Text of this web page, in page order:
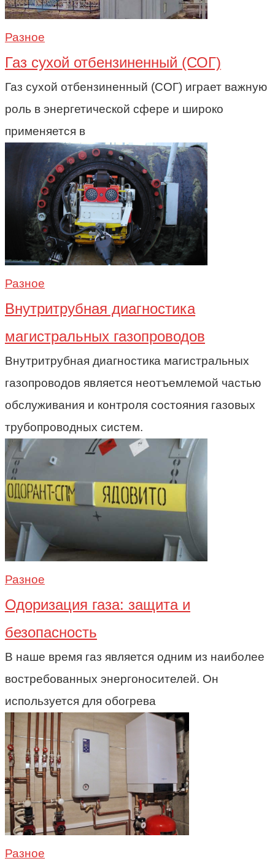
Разное
Газ сухой отбензиненный (СОГ)
Газ сухой отбензиненный (СОГ) играет важную
роль в энергетической сфере и широко
применяется в
Разное
Внутритрубная диагностика
магистральных газопроводов
Внутритрубная диагностика магистральных
газопроводов является неотъемлемой частью
обслуживания и контроля состояния газовых
трубопроводных систем.
Разное
Одоризация газа: защита и
безопасность
В наше время газ является одним из наиболее
востребованных энергоносителей. Он
используется для обогрева
Разное